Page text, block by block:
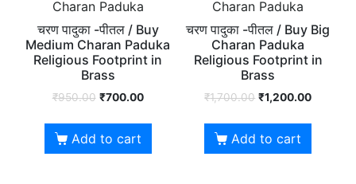
Charan Paduka
चरण पादुका -पीतल / Buy
Medium Charan Paduka
Religious Footprint in
Brass
₹950.00 ₹700.00
Add to cart
Charan Paduka
चरण पादुका -पीतल / Buy Big
Charan Paduka
Religious Footprint in
Brass
₹1,700.00 ₹1,200.00
Add to cart